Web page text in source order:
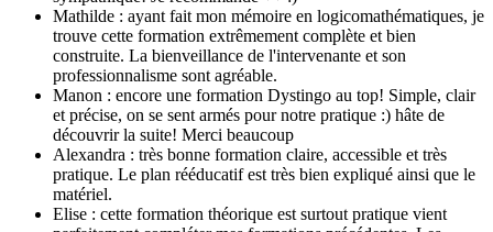
Mathilde : ayant fait mon mémoire en logicomathématiques, je
trouve cette formation extrêmement complète et bien
construite. La bienveillance de l'intervenante et son
professionnalisme sont agréable.
Manon : encore une formation Dystingo au top! Simple, clair
et précise, on se sent armés pour notre pratique :) hâte de
découvrir la suite! Merci beaucoup
Alexandra : très bonne formation claire, accessible et très
pratique. Le plan rééducatif est très bien expliqué ainsi que le
matériel.
Elise : cette formation théorique est surtout pratique vient